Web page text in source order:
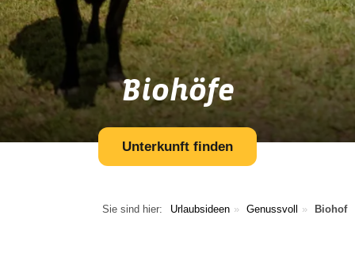
Biohöfe
Unterkunft finden
Biohof
Genussvoll
Urlaubsideen
Sie sind hier: